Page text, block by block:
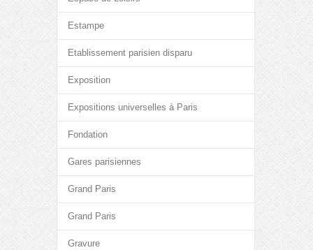
Estampe
Etablissement parisien disparu
Exposition
Expositions universelles à Paris
Fondation
Gares parisiennes
Grand Paris
Grand Paris
Gravure